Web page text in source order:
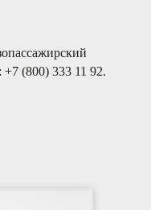
(800) 333 11 92.